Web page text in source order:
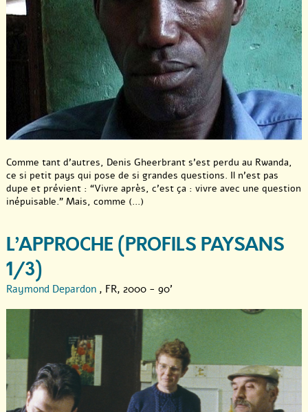
Comme tant d’autres, Denis Gheerbrant s’est perdu au Rwanda,
ce si petit pays qui pose de si grandes questions. Il n’est pas
dupe et prévient : “Vivre après, c’est ça : vivre avec une question
inépuisable.” Mais, comme (...)
L’APPROCHE (PROFILS PAYSANS
1/3)
Raymond Depardon , FR, 2000 - 90'